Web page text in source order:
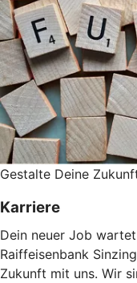
Gestalte ­Deine
Karriere
Dein neuer Job
Raiffeisenbank
Zukunft mit uns. Wir